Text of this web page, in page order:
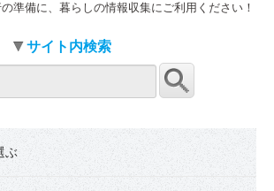
準備に、暮らしの情報収集にご利用ください！
サイト内検索
ぶ